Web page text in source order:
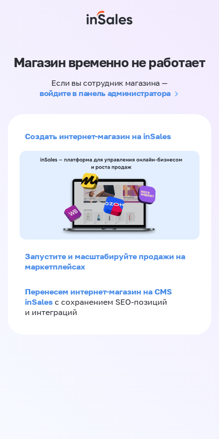
Магазин временно не работает
Если вы сотрудник магазина —
войдите в панель администратора
Создать интернет-магазин на inSales
Запустите и масштабируйте продажи на
маркетплейсах
Перенесем интернет-магазин на CMS
inSales с сохранением SEO-позиций
и интеграций